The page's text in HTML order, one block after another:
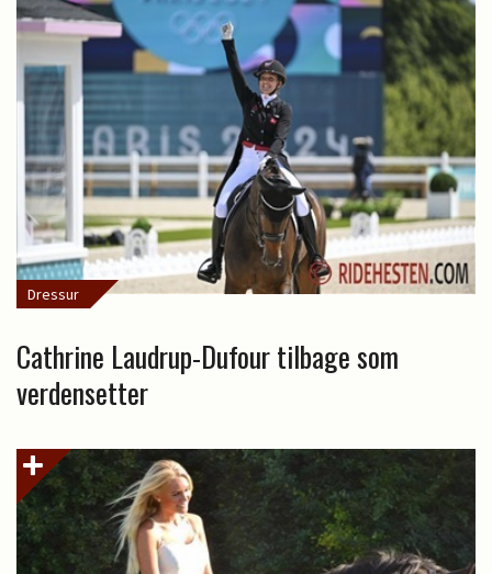
Dressur
Cathrine Laudrup-Dufour tilbage som
verdensetter